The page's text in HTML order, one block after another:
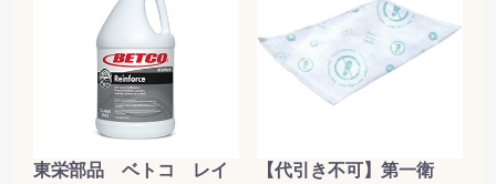
東栄部品 ベトコ レイ
【代引き不可】第一衛